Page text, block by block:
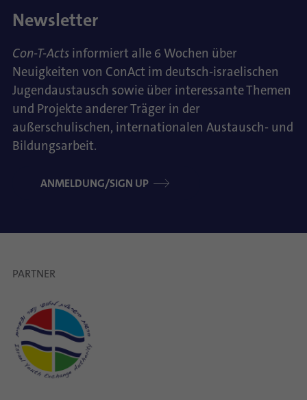
Newsletter
Con-T-Acts informiert alle 6 Wochen über
Neuigkeiten von ConAct im deutsch-israelischen
Jugendaustausch sowie über interessante Themen
und Projekte anderer Träger in der
außerschulischen, internationalen Austausch- und
Bildungsarbeit.
ANMELDUNG/SIGN UP
PARTNER